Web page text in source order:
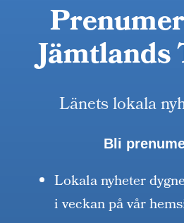
Länets lokala
Bli
Lokala nyheter
i veckan på vår